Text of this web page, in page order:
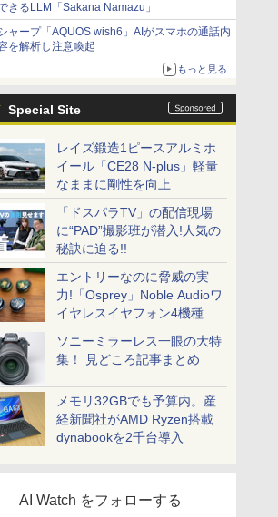
きるLLM「Sakana Namazu」
ャープ「AQUOS wish6」AIがスマホの通話内
を解析し注意喚起
もっと見る
Special Site
レイズ鍛造1ピースアルミホ
イール「CE28 N-plus」軽量
なままに剛性を向上
「ドスパラTV」の配信現場
に“PAD”撮影班が潜入!人気の
秘訣に迫る!!
エントリーなのに脅威の実
力!「Osprey」Noble Audioワ
イヤレスイヤフォン4機種を
一気に聴く
ソニーミラーレス一眼の大特
集！ 見どころ記事まとめ
メモリ32GBでも予算内。産
経新聞社がAMD Ryzen搭載
dynabookを2千台導入
AI Watch をフォローする